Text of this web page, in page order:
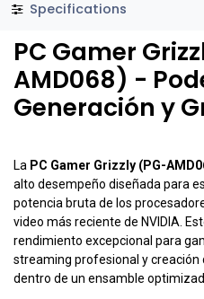
Specifications
PC Gamer
AMD068) -
Generación y
La PC Gamer Grizzly (PG-
alto desempeño diseñada para
potencia bruta de los
video más reciente de NVIDIA.
rendimiento excepcional para
streaming profesional y creación
dentro de un ensamble